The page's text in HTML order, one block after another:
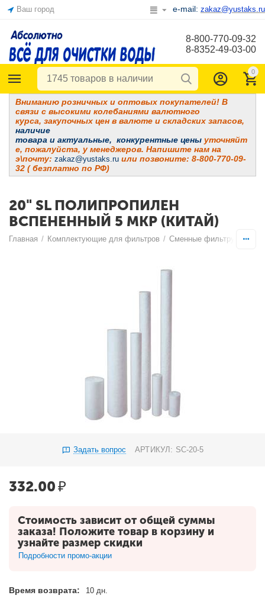
Ваш город e-mail: zakaz@yustaks.ru
8-800-770-09-32
8-8352-49-03-00
0
Вниманию розничных и оптовых покупателей! В
связи с высокими колебаниями валютного
курса, закупочных цен в валюте и складских запасов,
наличие
товара иактуальные, конкурентные цены уточняйт
е, пожалуйста, у менеджеров. Напишите нам на
э\почту:zakaz@yustaks.ru или позвоните: 8-800-770-09-
32 ( безплатно по РФ)
20" SL ПОЛИПРОПИЛЕН
ВСПЕНЕННЫЙ 5 МКР (КИТАЙ)
Главная / Комплектующие для фильтров / Сменные фильтрующие
Задать вопрос АРТИКУЛ: SC-20-5
332.00₽
Стоимость зависит от общей суммы
заказа! Положите товар в корзину и
узнайте размер скидки
Подробности промо-акции
Время возврата: 10 дн.